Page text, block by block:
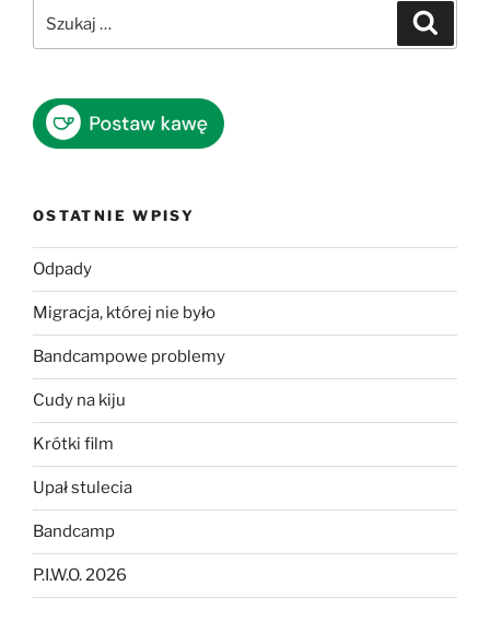
OSTATNIE WPISY
Odpady
Migracja, której nie było
Bandcampowe problemy
Cudy na kiju
Krótki film
Upał stulecia
Bandcamp
P.I.W.O. 2026